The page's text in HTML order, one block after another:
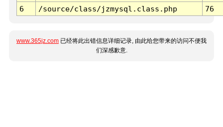
6
/source/class/jzmysql.class.php 76
www.365jz.com 已经将此出错信息详细记录, 由此给您带来的访问不便我
们深感歉意.